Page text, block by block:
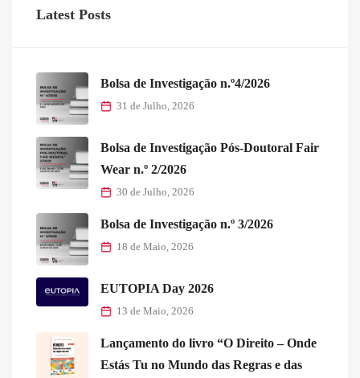
Latest Posts
Bolsa de Investigação n.º4/2026
31 de Julho, 2026
Bolsa de Investigação Pós-Doutoral Fair
Wear n.º 2/2026
30 de Julho, 2026
Bolsa de Investigação n.º 3/2026
18 de Maio, 2026
EUTOPIA Day 2026
13 de Maio, 2026
Lançamento do livro “O Direito – Onde
Estás Tu no Mundo das Regras e das